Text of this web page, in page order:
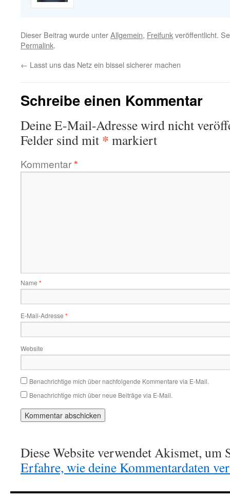
Dieser Beitrag wurde unterAllgemein, Freifunkveröffentlicht.
Permalink.
← Lasst uns das Netz ein bissel sicherer machen
Schreibe einen Kommentar
Deine E-Mail-Adresse wird nicht
Felder sind mit * markiert
Kommentar*
Name *
E-Mail-Adresse *
Website
Benachrichtige mich über nachfolgende Kommentare via E-Mail.
Benachrichtige mich über neue Beiträge via E-Mail.
Diese Website verwendet Akismet, um
Erfahre, wie deine Kommentardaten